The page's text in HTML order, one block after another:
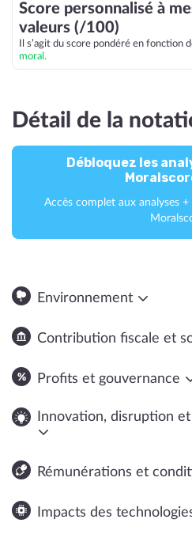
Score personnalisé à
valeurs (/100)
Il s’agit du score pondéré en fonction
moral.
Détail de la
Débloquez les
Accès complet aux analyses
Environnement
Contribution fiscale et
Profits et gouvernance
Innovation, disruption
Rémunérations et
Impacts des